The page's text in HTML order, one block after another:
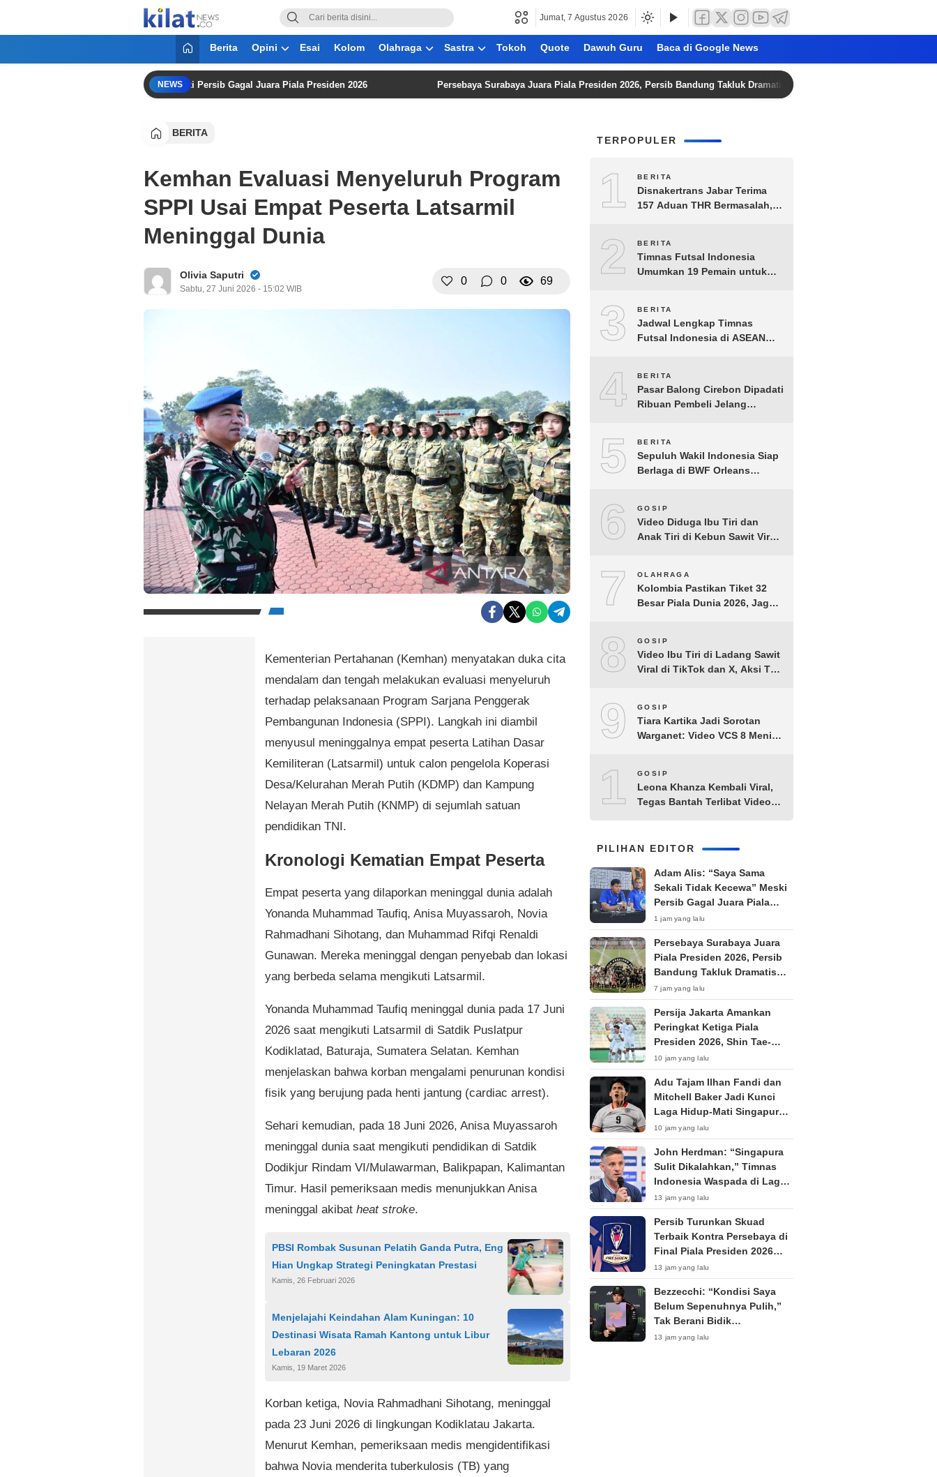
KilatNews.co
Mencerdaskan Anak Bangsa
Jumat, 7 Agustus 2026
Berita Opini Esai Kolom Olahraga Sastra Tokoh Quote Dawuh Guru Baca di Google News
NEWS
Sama Sekali Tidak Kecewa” Meski Persib Gagal Juara Piala Presiden 2026 Persebaya Surabaya Juara Piala Presiden 2026, Persib Bandung Takluk Dramatis Lewat Adu Penalti
BERITA
Kemhan Evaluasi Menyeluruh Program
SPPI Usai Empat Peserta Latsarmil
Meninggal Dunia
Olivia Saputri
Sabtu, 27 Juni 2026 - 15:02 WIB
0 0 69
Kementerian Pertahanan (Kemhan) menyatakan duka cita
mendalam dan tengah melakukan evaluasi menyeluruh
terhadap pelaksanaan Program Sarjana Penggerak
Pembangunan Indonesia (SPPI). Langkah ini diambil
menyusul meninggalnya empat peserta Latihan Dasar
Kemiliteran (Latsarmil) untuk calon pengelola Koperasi
Desa/Kelurahan Merah Putih (KDMP) dan Kampung
Nelayan Merah Putih (KNMP) di sejumlah satuan
pendidikan TNI.
Kronologi Kematian Empat Peserta
Empat peserta yang dilaporkan meninggal dunia adalah
Yonanda Muhammad Taufiq, Anisa Muyassaroh, Novia
Rahmadhani Sihotang, dan Muhammad Rifqi Renaldi
Gunawan. Mereka meninggal dengan penyebab dan lokasi
yang berbeda selama mengikuti Latsarmil.
Yonanda Muhammad Taufiq meninggal dunia pada 17 Juni
2026 saat mengikuti Latsarmil di Satdik Puslatpur
Kodiklatad, Baturaja, Sumatera Selatan. Kemhan
menjelaskan bahwa korban mengalami penurunan kondisi
fisik yang berujung pada henti jantung (cardiac arrest).
Sehari kemudian, pada 18 Juni 2026, Anisa Muyassaroh
meninggal dunia saat mengikuti pendidikan di Satdik
Dodikjur Rindam VI/Mulawarman, Balikpapan, Kalimantan
Timur. Hasil pemeriksaan medis menunjukkan Anisa
meninggal akibat heat stroke.
PBSI Rombak Susunan Pelatih Ganda Putra, Eng
Hian Ungkap Strategi Peningkatan Prestasi
Kamis, 26 Februari 2026
Menjelajahi Keindahan Alam Kuningan: 10
Destinasi Wisata Ramah Kantong untuk Libur
Lebaran 2026
Kamis, 19 Maret 2026
Korban ketiga, Novia Rahmadhani Sihotang, meninggal
pada 23 Juni 2026 di lingkungan Kodiklatau Jakarta.
Menurut Kemhan, pemeriksaan medis mengidentifikasi
bahwa Novia menderita tuberkulosis (TB) yang
TERPOPULER
1 BERITA
Disnakertrans Jabar Terima
157 Aduan THR Bermasalah,
2 BERITA
Timnas Futsal Indonesia
Umumkan 19 Pemain untuk
3 BERITA
Jadwal Lengkap Timnas
Futsal Indonesia di ASEAN
4 BERITA
Pasar Balong Cirebon Dipadati
Ribuan Pembeli Jelang
5 BERITA
Sepuluh Wakil Indonesia Siap
Berlaga di BWF Orleans
6 GOSIP
Video Diduga Ibu Tiri dan
Anak Tiri di Kebun Sawit Viral,
7 OLAHRAGA
Kolombia Pastikan Tiket 32
Besar Piala Dunia 2026, Jaga
8 GOSIP
Video Ibu Tiri di Ladang Sawit
Viral di TikTok dan X, Aksi Tak
9 GOSIP
Tiara Kartika Jadi Sorotan
Warganet: Video VCS 8 Menit
10
GOSIP
Leona Khanza Kembali Viral,
Tegas Bantah Terlibat Video
PILIHAN EDITOR
Adam Alis: “Saya Sama
Sekali Tidak Kecewa” Meski
Persib Gagal Juara Piala
Presiden 2026
1 jam yang lalu
Persebaya Surabaya Juara
Piala Presiden 2026, Persib
Bandung Takluk Dramatis
Lewat Adu Penalti
7 jam yang lalu
Persija Jakarta Amankan
Peringkat Ketiga Piala
Presiden 2026, Shin Tae-
yong Langsung Fokus TC di
Thailand
10 jam yang lalu
Adu Tajam Ilhan Fandi dan
Mitchell Baker Jadi Kunci
Laga Hidup-Mati Singapura
vs Timnas Indonesia di Piala
AFF 2026
10 jam yang lalu
John Herdman: “Singapura
Sulit Dikalahkan,” Timnas
Indonesia Waspada di Laga
Penentu Semifinal
13 jam yang lalu
Persib Turunkan Skuad
Terbaik Kontra Persebaya di
Final Piala Presiden 2026
Tanpa Penonton
13 jam yang lalu
Bezzecchi: “Kondisi Saya
Belum Sepenuhnya Pulih,”
Tak Berani Bidik
Kemenangan di Silverstone
13 jam yang lalu